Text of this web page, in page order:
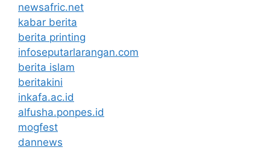
newsafric.net
kabar berita
berita printing
infoseputarlarangan.com
berita islam
beritakini
inkafa.ac.id
alfusha.ponpes.id
mogfest
dannews